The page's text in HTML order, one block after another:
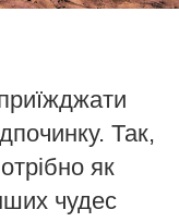
Так,
як
чудес